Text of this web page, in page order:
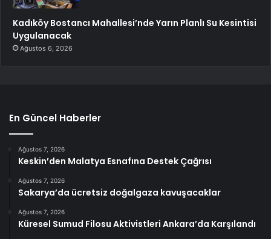
Kadıköy Bostancı Mahallesi’nde Yarın Planlı Su Kesintisi
Uygulanacak
Ağustos 6, 2026
En Güncel Haberler
Ağustos 7, 2026
Keskin’den Malatya Esnafına Destek Çağrısı
Ağustos 7, 2026
Sakarya’da ücretsiz doğalgaza kavuşacaklar
Ağustos 7, 2026
Küresel Sumud Filosu Aktivistleri Ankara’da Karşılandı